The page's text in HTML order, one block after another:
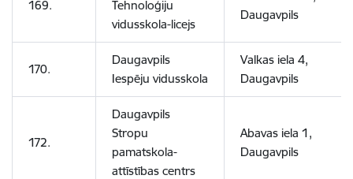
169.
Tehnoloģiju
vidusskola-licejs
Daugavpils
170.
Daugavpils
Iespēju vidusskola
Valkas iela 4,
Daugavpils
172.
Daugavpils
Stropu
pamatskola-
attīstības centrs
Abavas iela 1,
Daugavpils